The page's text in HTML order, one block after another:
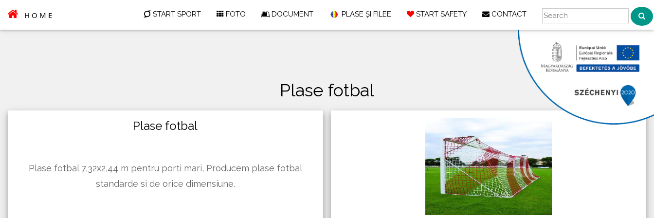
HOME START SPORT FOTO DOCUMENT PLASE ȘI FILEE START SAFETY CONTACT
Plase fotbal
Plase fotbal
Plase fotbal 7,32x2,44 m pentru porti mari, Producem plase fotbal
standarde si de orice dimensiune.